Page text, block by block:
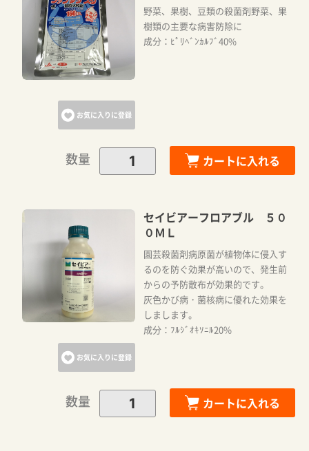
お気に入りに登録
野菜、果樹、豆類の殺菌剤野菜、果
樹類の主要な病害防除に
成分：ﾋﾟﾘﾍﾞﾝｶﾙﾌﾞ40%
数量 カートに入れる
お気に入りに登録
セイビアーフロアブル ５０
０ＭＬ
園芸殺菌剤病原菌が植物体に侵入す
るのを防ぐ効果が高いので、発生前
からの予防散布が効果的です。
灰色かび病・菌核病に優れた効果を
しまします。
成分：ﾌﾙｼﾞｵｷｿﾆﾙ20%
数量 カートに入れる
カートに追加しました。
お買い物を続ける
カートへ進む